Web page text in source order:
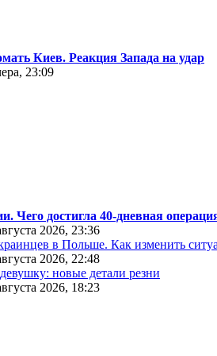
Киев. Реакция Запада на удар
23:09
Чего достигла 40-дневная
2026, 23:36
в Польше. Как изменить
2026, 22:48
новые детали резни
2026, 18:23